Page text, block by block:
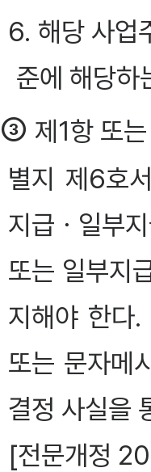
6. 해당 사업
준에 해당하
③ 제1항 또
별지 제6호
지급ㆍ일부
또는 일부지
지해야 한다
또는 문자메
결정 사실을
[전문개정